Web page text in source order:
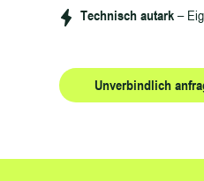
Technisch autark–
Unverbindlich